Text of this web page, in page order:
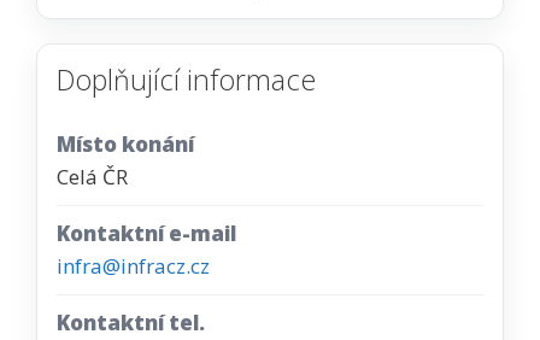
Doplňující informace
Místo konání
Celá ČR
Kontaktní e-mail
infra@infracz.cz
Kontaktní tel.